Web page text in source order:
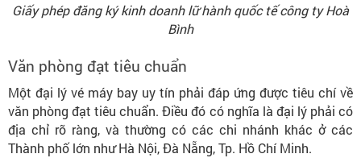
Giấy phép đăng ký kinh doanh lữ hành quốc tế công ty Hoà
Bình
Văn phòng đạt tiêu chuẩn
Một đại lý vé máy bay uy tín phải đáp ứng được tiêu chí về
văn phòng đạt tiêu chuẩn. Điều đó có nghĩa là đại lý phải có
địa chỉ rõ ràng, và thường có các chi nhánh khác ở các
Thành phố lớn như Hà Nội, Đà Nẵng, Tp. Hồ Chí Minh.